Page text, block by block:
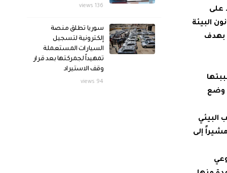
على
البيئة
بهدف
وضع
البيئي
إلى
136 views
سوريا تطلق منصة
إلكترونية لتسجيل
السيارات المستعملة
تمهيداً لجمركتها بعد قرار
وقف الاستيراد
94 views